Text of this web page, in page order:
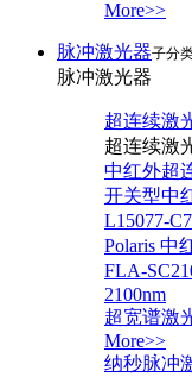
More>>
脉冲激光器子分
脉冲激光器
超连续激
超连续激
中红外超
开关型中
L15077-
Polaris 中
FLA-
2100nm
超宽谱激
More>>
纳秒脉冲